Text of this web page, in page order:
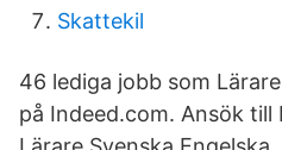
Skattekil
46 lediga jobb som
på Indeed.com. Ansök till